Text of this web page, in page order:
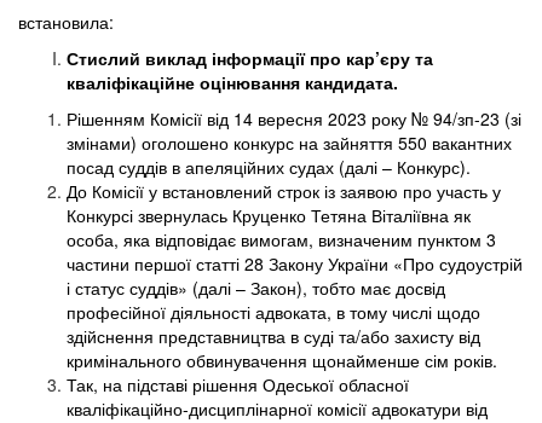
встановила:
Стислий виклад інформації про кар’єру та
кваліфікаційне оцінювання кандидата.
Рішенням Комісії від 14 вересня 2023 року № 94/зп-23 (зі
змінами) оголошено конкурс на зайняття 550 вакантних
посад суддів в апеляційних судах (далі – Конкурс).
До Комісії у встановлений строк із заявою про участь у
Конкурсі звернулась Круценко Тетяна Віталіївна як
особа, яка відповідає вимогам, визначеним пунктом 3
частини першої статті 28 Закону України «Про судоустрій
і статус суддів» (далі – Закон), тобто має досвід
професійної діяльності адвоката, в тому числі щодо
здійснення представництва в суді та/або захисту від
кримінального обвинувачення щонайменше сім років.
Так, на підставі рішення Одеської обласної
кваліфікаційно-дисциплінарної комісії адвокатури від